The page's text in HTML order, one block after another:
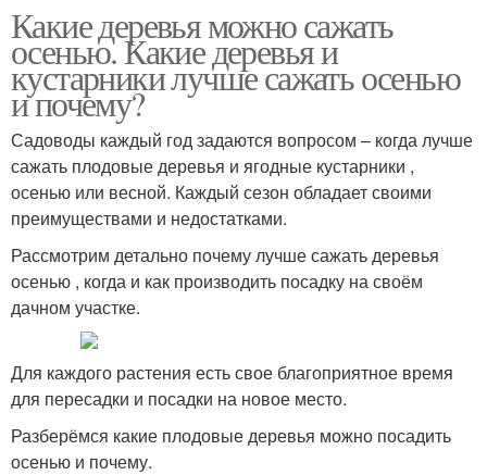
Какие деревья можно сажать
осенью. Какие деревья и
кустарники лучше сажать осенью
и почему?
Садоводы каждый год задаются вопросом – когда лучше
сажать плодовые деревья и ягодные кустарники ,
осенью или весной. Каждый сезон обладает своими
преимуществами и недостатками.
Рассмотрим детально почему лучше сажать деревья
осенью , когда и как производить посадку на своём
дачном участке.
Для каждого растения есть свое благоприятное время
для пересадки и посадки на новое место.
Разберёмся какие плодовые деревья можно посадить
осенью и почему.